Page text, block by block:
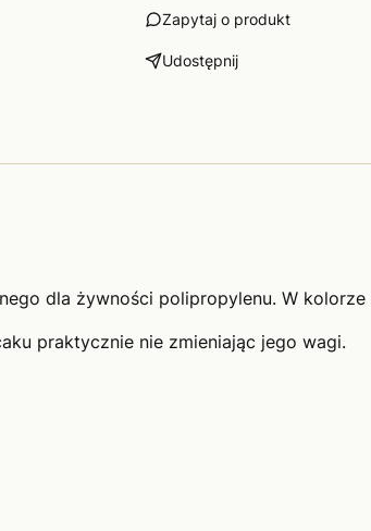
Zapytaj o produkt
Udostępnij
dla żywności polipropylenu. W
praktycznie nie zmieniając jego wagi.